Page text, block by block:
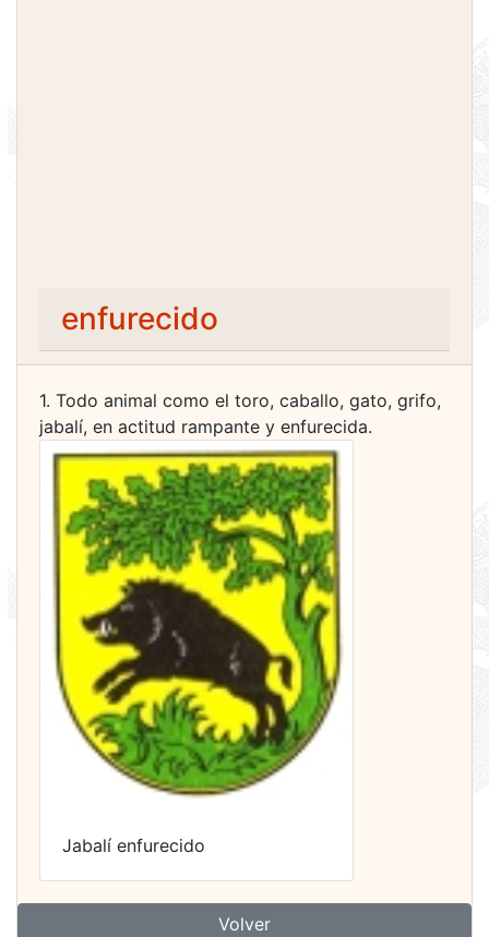
enfurecido
1. Todo animal como el toro, caballo, gato, grifo,
jabalí, en actitud rampante y enfurecida.
Jabalí enfurecido
Volver